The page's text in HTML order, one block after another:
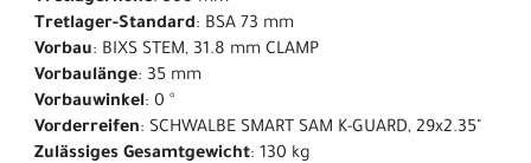
Tretlager-Standard: BSA 73 mm
Vorbau: BIXS STEM, 31.8 mm CLAMP
Vorbaulänge: 35 mm
Vorbauwinkel: 0 °
Vorderreifen: SCHWALBE SMART SAM K-GUARD, 29x2.35"
Zulässiges Gesamtgewicht: 130 kg